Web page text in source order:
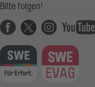
Bitte folgen!